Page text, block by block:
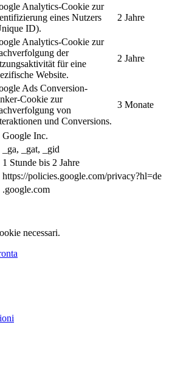
Analytics-Cookie zur
eines Nutzers
ID).
2 Jahre
Analytics-Cookie zur
der
für eine
Website.
2 Jahre
Ads Conversion-
Cookie zur
von
und Conversions.
3 Monate
Google Inc.
_ga, _gat, _gid
1 Stunde bis 2 Jahre
https://policies.google.com/privacy?hl=de
.google.com
necessari.